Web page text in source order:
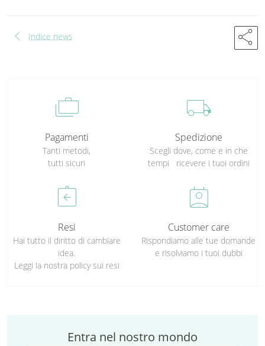
chevron_left Indice news share
cases
Pagamenti
Tanti metodi,
tutti sicuri
local_shipping
Spedizione
Scegli dove, come e in che
tempi ricevere i tuoi ordini
assignment_return
Resi
Hai tutto il diritto di cambiare
idea.
Leggi la nostra policy sui resi
perm_contact_calendar
Customer care
Rispondiamo alle tue domande
e risolviamo i tuoi dubbi
Entra nel nostro mondo